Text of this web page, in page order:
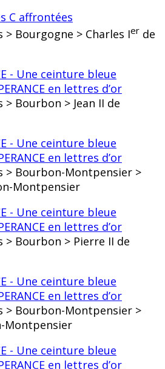
C affrontées
> Bourgogne > Charles Ier de
- Une ceinture bleue
en lettres d’or
> Bourbon > Jean II de
- Une ceinture bleue
en lettres d’or
> Bourbon-Montpensier >
Montpensier
- Une ceinture bleue
en lettres d’or
> Bourbon > Pierre II de
- Une ceinture bleue
en lettres d’or
> Bourbon-Montpensier >
Montpensier
- Une ceinture bleue
en lettres d’or